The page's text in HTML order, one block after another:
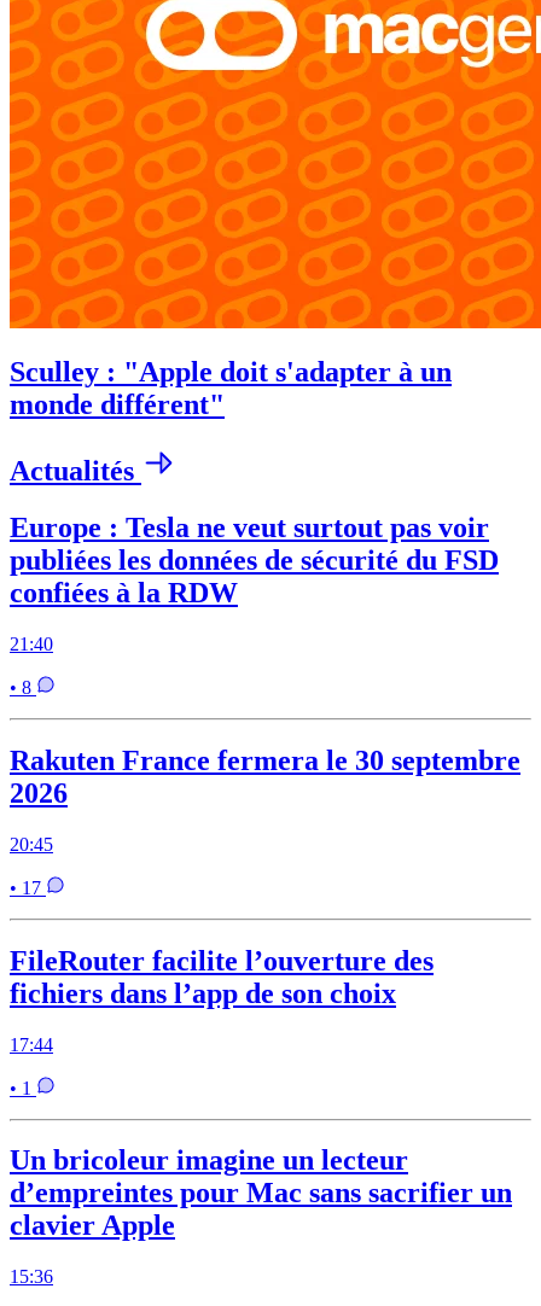
Sculley : "Apple doit s'adapter à un
monde différent"
Actualités
Europe : Tesla ne veut surtout pas voir
publiées les données de sécurité du FSD
confiées à la RDW
21:40
• 8
Rakuten France fermera le 30 septembre
2026
20:45
• 17
FileRouter facilite l’ouverture des
fichiers dans l’app de son choix
17:44
• 1
Un bricoleur imagine un lecteur
d’empreintes pour Mac sans sacrifier un
clavier Apple
15:36